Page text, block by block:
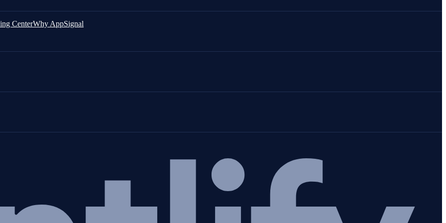
CenterWhy AppSignal